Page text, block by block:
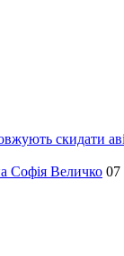
скидати
Софія Величко 07